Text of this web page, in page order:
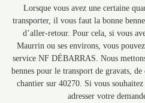
Lorsque vous avez une certaine
transporter, il vous faut la bonne
d’aller-retour. Pour cela, si vous
Maurrin ou ses environs, vous
service NF DÉBARRAS. Nous
bennes pour le transport de gravats,
chantier sur 40270. Si vous
adresser votre